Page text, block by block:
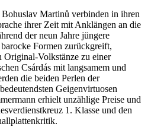
Martinů verbinden in ihren
ihrer Zeit mit Anklängen an die
der neun Jahre jüngere
Formen zurückgreift,
Original-Volkstänze zu einer
Csárdás mit langsamem und
die beiden Perlen der
Geigenvirtuosen
erhielt unzählige Preise und
1. Klasse und den